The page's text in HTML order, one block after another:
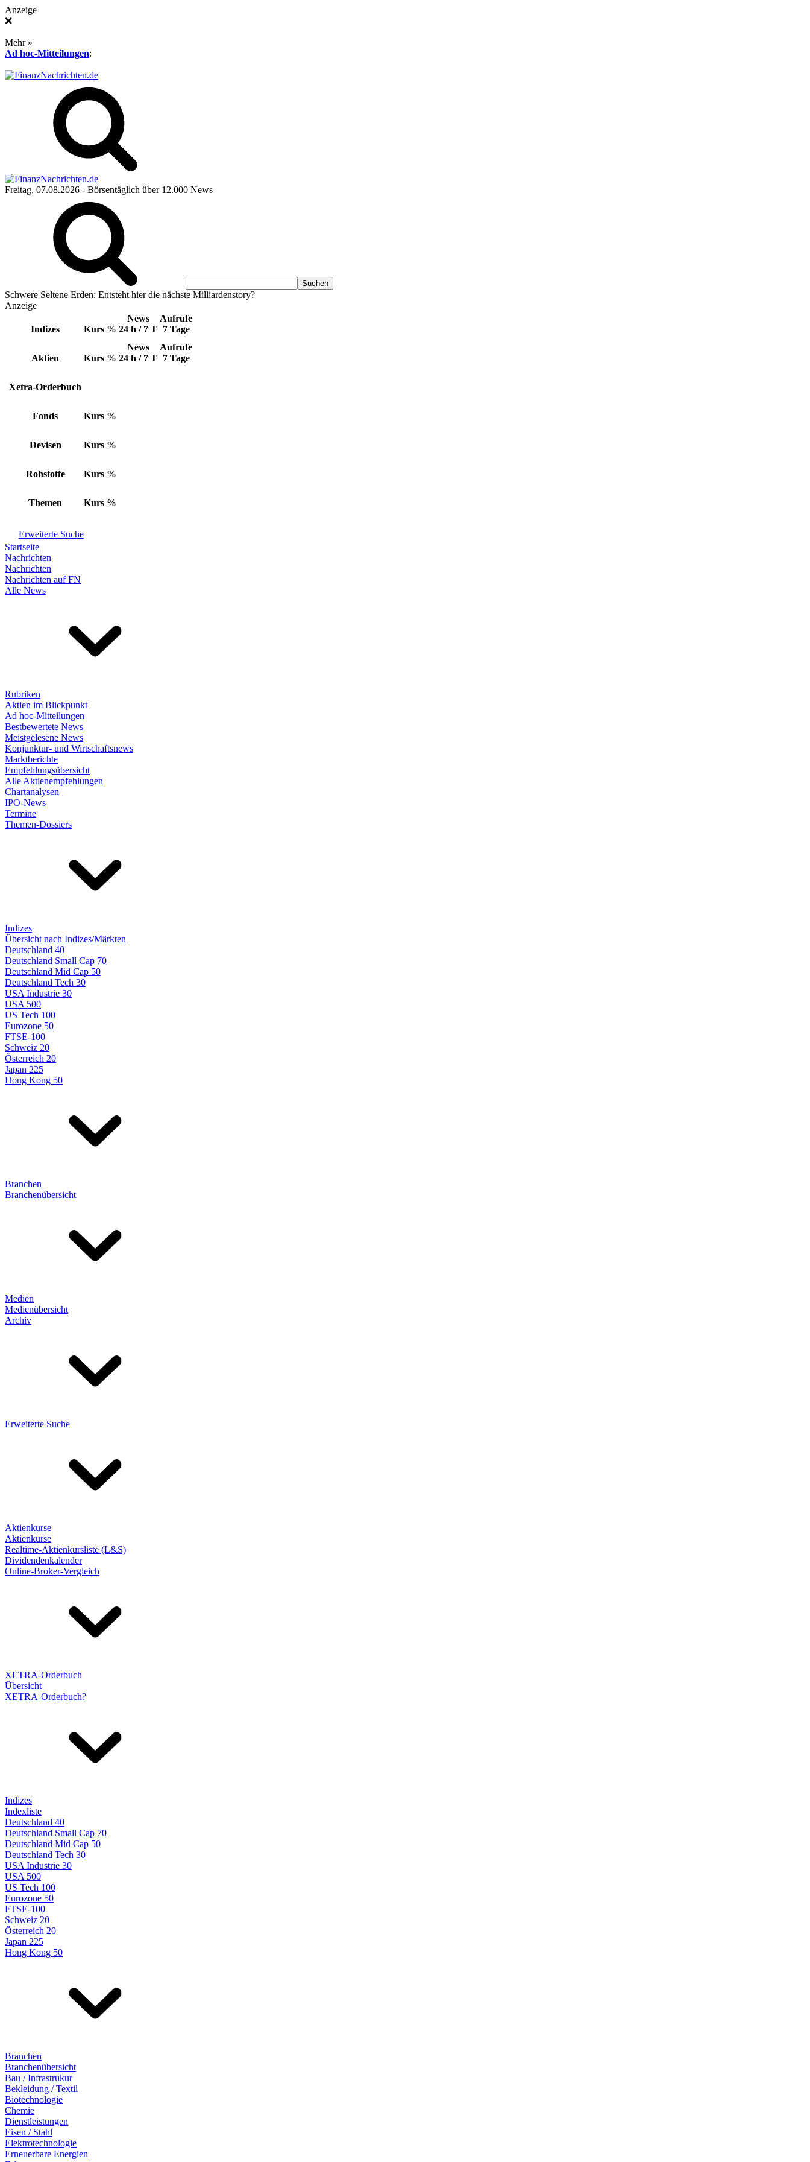
Anzeige
❌
Mehr »
Ad hoc-Mitteilungen:
Freitag, 07.08.2026 - Börsentäglich über 12.000 News
Schwere Seltene Erden: Entsteht hier die nächste Milliardenstory?
Anzeige
Indizes Kurs %
News
24 h / 7 T
Aufrufe
7 Tage
Aktien Kurs %
News
24 h / 7 T
Aufrufe
7 Tage
Xetra-Orderbuch
Fonds Kurs %
Devisen Kurs %
Rohstoffe Kurs %
Themen Kurs %
Erweiterte Suche
Startseite
Nachrichten
Nachrichten
Nachrichten auf FN
Alle News
Rubriken
Aktien im Blickpunkt
Ad hoc-Mitteilungen
Bestbewertete News
Meistgelesene News
Konjunktur- und Wirtschaftsnews
Marktberichte
Empfehlungsübersicht
Alle Aktienempfehlungen
Chartanalysen
IPO-News
Termine
Themen-Dossiers
Indizes
Übersicht nach Indizes/Märkten
Deutschland 40
Deutschland Small Cap 70
Deutschland Mid Cap 50
Deutschland Tech 30
USA Industrie 30
USA 500
US Tech 100
Eurozone 50
FTSE-100
Schweiz 20
Österreich 20
Japan 225
Hong Kong 50
Branchen
Branchenübersicht
Medien
Medienübersicht
Archiv
Erweiterte Suche
Aktienkurse
Aktienkurse
Realtime-Aktienkursliste (L&S)
Dividendenkalender
Online-Broker-Vergleich
XETRA-Orderbuch
Übersicht
XETRA-Orderbuch?
Indizes
Indexliste
Deutschland 40
Deutschland Small Cap 70
Deutschland Mid Cap 50
Deutschland Tech 30
USA Industrie 30
USA 500
US Tech 100
Eurozone 50
FTSE-100
Schweiz 20
Österreich 20
Japan 225
Hong Kong 50
Branchen
Branchenübersicht
Bau / Infrastrukur
Bekleidung / Textil
Biotechnologie
Chemie
Dienstleistungen
Eisen / Stahl
Elektrotechnologie
Erneuerbare Energien